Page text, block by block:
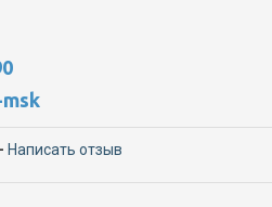
- Написать отзыв